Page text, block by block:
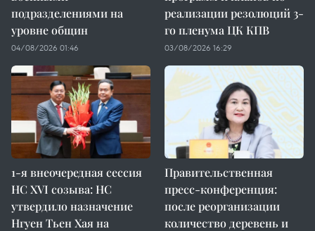
подразделениями на
уровне общин
04/08/2026 01:46
реализации резолюций 3-
го пленума ЦК КПВ
03/08/2026 16:29
1-я внеочередная сессия
НС XVI созыва: НС
утвердило назначение
Нгуен Тьен Хая на
Правительственная
пресс-конференция:
после реорганизации
количество деревень и